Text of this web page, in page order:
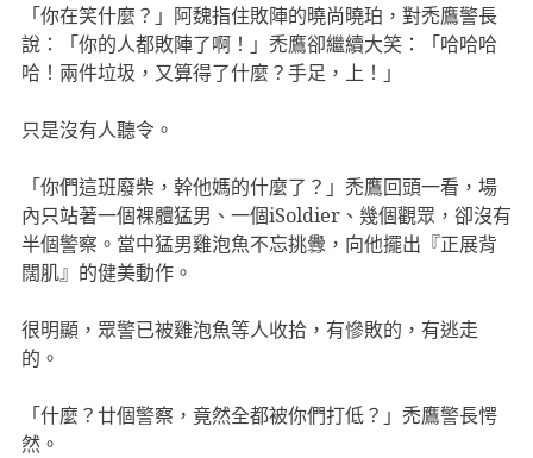
「你在笑什麼？」阿魏指住敗陣的曉尚曉珀，對禿鷹警長
說：「你的人都敗陣了啊！」禿鷹卻繼續大笑：「哈哈哈
哈！兩件垃圾，又算得了什麼？手足，上！」
只是沒有人聽令。
「你們這班廢柴，幹他媽的什麼了？」禿鷹回頭一看，場
內只站著一個裸體猛男、一個iSoldier、幾個觀眾，卻沒有
半個警察。當中猛男雞泡魚不忘挑釁，向他擺出『正展背
闊肌』的健美動作。
很明顯，眾警已被雞泡魚等人收拾，有慘敗的，有逃走
的。
「什麼？廿個警察，竟然全都被你們打低？」禿鷹警長愕
然。